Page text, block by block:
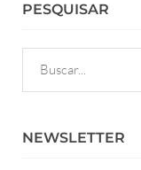
PESQUISAR
NEWSLETTER